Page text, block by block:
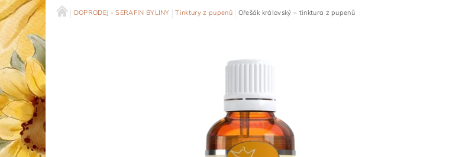
DOPRODEJ - SERAFIN BYLINY Tinktury z pupenů Ořešák královský – tinktura z pupenů